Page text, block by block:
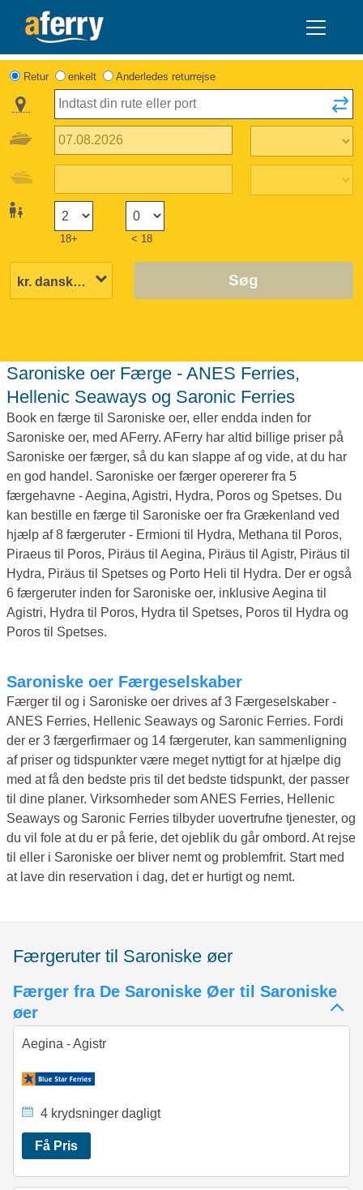
Retur enkelt Anderledes returrejse
18+ < 18
Søg
Saroniske oer Færge - ANES Ferries,
Hellenic Seaways og Saronic Ferries
Book en færge til Saroniske oer, eller endda inden for
Saroniske oer, med AFerry. AFerry har altid billige priser på
Saroniske oer færger, så du kan slappe af og vide, at du har
en god handel. Saroniske oer færger opererer fra 5
færgehavne - Aegina, Agistri, Hydra, Poros og Spetses. Du
kan bestille en færge til Saroniske oer fra Grækenland ved
hjælp af 8 færgeruter - Ermioni til Hydra, Methana til Poros,
Piraeus til Poros, Piräus til Aegina, Piräus til Agistr, Piräus til
Hydra, Piräus til Spetses og Porto Heli til Hydra. Der er også
6 færgeruter inden for Saroniske oer, inklusive Aegina til
Agistri, Hydra til Poros, Hydra til Spetses, Poros til Hydra og
Poros til Spetses.
Saroniske oer Færgeselskaber
Færger til og i Saroniske oer drives af 3 Færgeselskaber -
ANES Ferries, Hellenic Seaways og Saronic Ferries. Fordi
der er 3 færgerfirmaer og 14 færgeruter, kan sammenligning
af priser og tidspunkter være meget nyttigt for at hjælpe dig
med at få den bedste pris til det bedste tidspunkt, der passer
til dine planer. Virksomheder som ANES Ferries, Hellenic
Seaways og Saronic Ferries tilbyder uovertrufne tjenester, og
du vil fole at du er på ferie, det ojeblik du går ombord. At rejse
til eller i Saroniske oer bliver nemt og problemfrit. Start med
at lave din reservation i dag, det er hurtigt og nemt.
Færgeruter til Saroniske øer
Færger fra De Saroniske Øer til Saroniske
øer
Aegina - Agistr
4 krydsninger dagligt
Få Pris